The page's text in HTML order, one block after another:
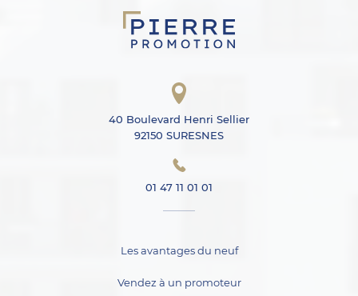
40 Boulevard Henri Sellier
92150 SURESNES
01 47 11 01 01
Les avantages du neuf
Vendez à un promoteur